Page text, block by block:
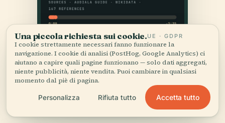
Una piccola richiesta sui cookie.UE · GDPR
I cookie strettamente necessari fanno funzionare la
navigazione. I cookie di analisi (PostHog, Google Analytics) ci
aiutano a capire quali pagine funzionano — solo dati aggregati,
niente pubblicità, niente vendita. Puoi cambiare in qualsiasi
momento dal piè di pagina.
Personalizza Rifiuta tutto Accetta tutto